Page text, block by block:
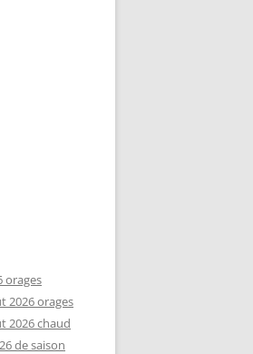
orages
2026 orages
2026 chaud
de saison